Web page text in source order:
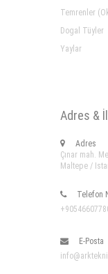
Temrenler
Dogal Tüyler
Yaylar
Adres &
Adres
Çınar mah.
Maltepe /
Telefon
E-Posta